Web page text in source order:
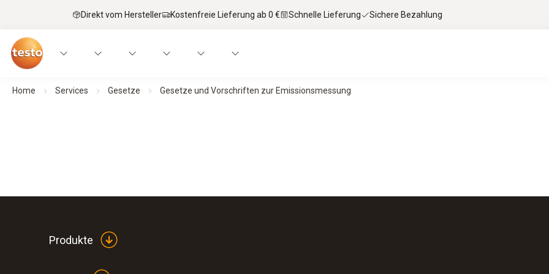
Direkt vom Hersteller Kostenfreie Lieferung ab 0 € Schnelle Lieferung Sichere Bezahlung
Home Services Gesetze Gesetze und Vorschriften zur Emissionsmessung
Produkte